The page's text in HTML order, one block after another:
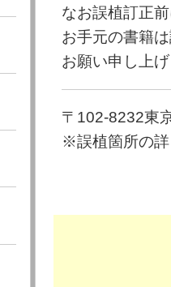
なお誤植訂正
お手元の書籍
お願い申し上げ
〒102-8232東
※誤植箇所の